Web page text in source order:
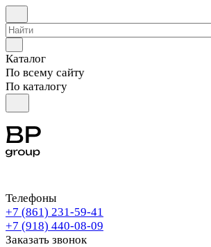
Каталог
По всему сайту
По каталогу
Телефоны
+7 (861) 231-59-41
+7 (918) 440-08-09
Заказать звонок